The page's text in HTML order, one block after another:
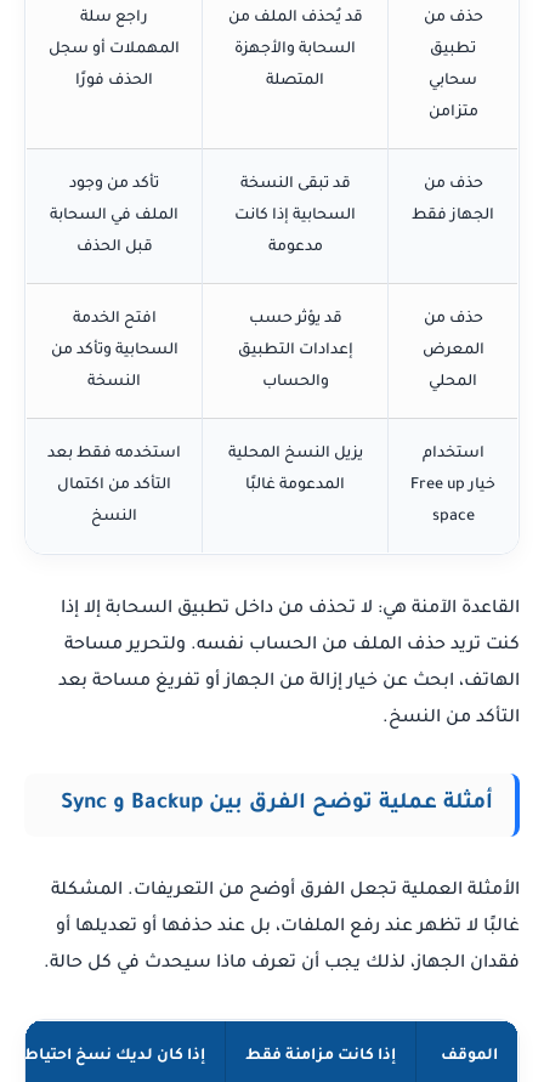
حذف من
تطبيق
سحابي
متزامن
قد يُحذف الملف من
السحابة والأجهزة
المتصلة
راجع سلة
المهملات أو سجل
الحذف فورًا
حذف من
الجهاز فقط
قد تبقى النسخة
السحابية إذا كانت
مدعومة
تأكد من وجود
الملف في السحابة
قبل الحذف
حذف من
المعرض
المحلي
قد يؤثر حسب
إعدادات التطبيق
والحساب
افتح الخدمة
السحابية وتأكد من
النسخة
استخدام
خيار Free up
space
يزيل النسخ المحلية
المدعومة غالبًا
استخدمه فقط بعد
التأكد من اكتمال
النسخ
القاعدة الآمنة هي: لا تحذف من داخل تطبيق السحابة إلا إذا
كنت تريد حذف الملف من الحساب نفسه. ولتحرير مساحة
الهاتف، ابحث عن خيار إزالة من الجهاز أو تفريغ مساحة بعد
التأكد من النسخ.
أمثلة عملية توضح الفرق بين Backup و Sync
الأمثلة العملية تجعل الفرق أوضح من التعريفات. المشكلة
غالبًا لا تظهر عند رفع الملفات، بل عند حذفها أو تعديلها أو
فقدان الجهاز، لذلك يجب أن تعرف ماذا سيحدث في كل حالة.
الموقف إذا كانت مزامنة فقط إذا كان لديك نسخ احتياطي